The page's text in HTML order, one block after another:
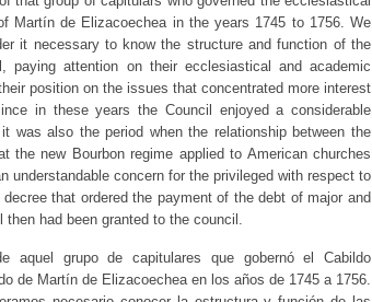
Martín de Elizacoechea in the years 1745 to 1756. We
it necessary to know the structure and function of the
attention on their ecclesiastical and academic
position on the issues that concentrated more interest
in these years the Council enjoyed a considerable
also the period when the relationship between the
the new Bourbon regime applied to American churches
understandable concern for the privileged with respect to
that ordered the payment of the debt of major and
had been granted to the council.
aquel grupo de capitulares que gobernó el Cabildo
de Martín de Elizacoechea en los años de 1745 a 1756.